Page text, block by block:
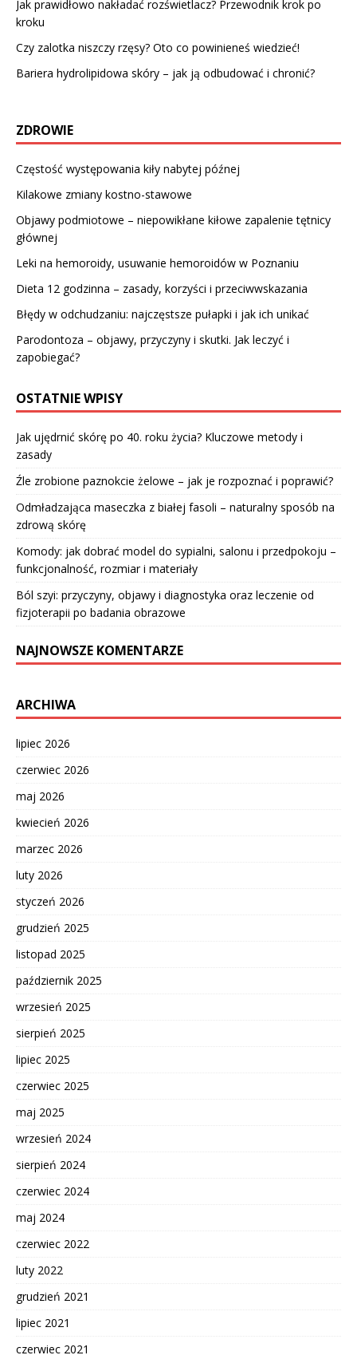
Jak prawidłowo nakładać rozświetlacz? Przewodnik krok po
kroku
Czy zalotka niszczy rzęsy? Oto co powinieneś wiedzieć!
Bariera hydrolipidowa skóry – jak ją odbudować i chronić?
ZDROWIE
Częstość występowania kiły nabytej późnej
Kilakowe zmiany kostno-stawowe
Objawy podmiotowe – niepowikłane kiłowe zapalenie tętnicy
głównej
Leki na hemoroidy, usuwanie hemoroidów w Poznaniu
Dieta 12 godzinna – zasady, korzyści i przeciwwskazania
Błędy w odchudzaniu: najczęstsze pułapki i jak ich unikać
Parodontoza – objawy, przyczyny i skutki. Jak leczyć i
zapobiegać?
OSTATNIE WPISY
Jak ujędrnić skórę po 40. roku życia? Kluczowe metody i
zasady
Źle zrobione paznokcie żelowe – jak je rozpoznać i poprawić?
Odmładzająca maseczka z białej fasoli – naturalny sposób na
zdrową skórę
Komody: jak dobrać model do sypialni, salonu i przedpokoju –
funkcjonalność, rozmiar i materiały
Ból szyi: przyczyny, objawy i diagnostyka oraz leczenie od
fizjoterapii po badania obrazowe
NAJNOWSZE KOMENTARZE
ARCHIWA
lipiec 2026
czerwiec 2026
maj 2026
kwiecień 2026
marzec 2026
luty 2026
styczeń 2026
grudzień 2025
listopad 2025
październik 2025
wrzesień 2025
sierpień 2025
lipiec 2025
czerwiec 2025
maj 2025
wrzesień 2024
sierpień 2024
czerwiec 2024
maj 2024
czerwiec 2022
luty 2022
grudzień 2021
lipiec 2021
czerwiec 2021